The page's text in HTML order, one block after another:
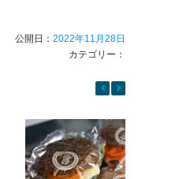
公開日：2022年11月28日
カテゴリー：